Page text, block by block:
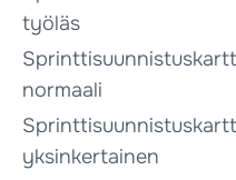
työläs
normaali
yksinkertainen